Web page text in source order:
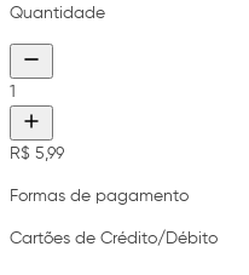
Quantidade
1
R$ 5,99
Formas de pagamento
Cartões de Crédito/Débito